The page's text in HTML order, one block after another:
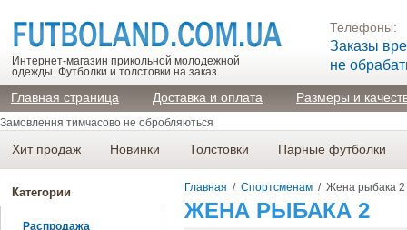
Интернет-магазин прикольной молодежной
одежды. Футболки и толстовки на заказ.
Телефоны:
Заказы
не
Главная страница Доставка и оплата Размеры и
Замовлення тимчасово не обробляються
Хит продаж Новинки Толстовки Парные футболки
Категории
Распродажа
Главная / Спортсменам / Жена рыбака 2
ЖЕНА РЫБАКА 2